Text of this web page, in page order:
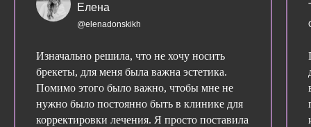
Елена
@elenadonskikh
Изначально решила, что не хочу носить
брекеты, для меня была важна эстетика.
Помимо этого было важно, чтобы мне не
нужно было постоянно быть в клинике для
корректировки лечения. Я просто поставила